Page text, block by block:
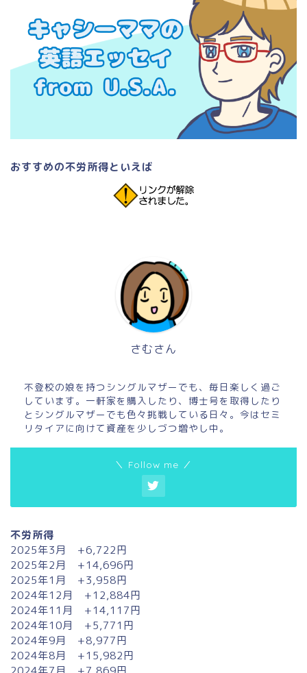
おすすめの不労所得といえば
さむさん
不登校の娘を持つシングルマザーでも、毎日楽しく過ご
しています。一軒家を購入したり、博士号を取得したり
とシングルマザーでも色々挑戦している日々。今はセミ
リタイアに向けて資産を少しづつ増やし中。
＼ Follow me ／
不労所得
2025年3月 +6,722円
2025年2月 +14,696円
2025年1月 +3,958円
2024年12月 +12,884円
2024年11月 +14,117円
2024年10月 +5,771円
2024年9月 +8,977円
2024年8月 +15,982円